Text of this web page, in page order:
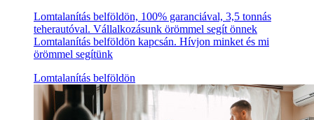
Lomtalanítás belföldön, 100% garanciával, 3,5 tonnás
teherautóval. Vállalkozásunk örömmel segít önnek
Lomtalanítás belföldön kapcsán. Hívjon minket és mi
örömmel segítünk
Lomtalanítás belföldön